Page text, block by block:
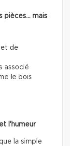
pièces… mais
et de
associé
le bois
l'humeur
la simple